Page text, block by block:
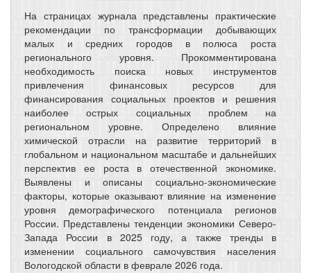
На страницах журнала представлены практические
рекомендации по трансформации добывающих
малых и средних городов в полюса роста
регионального уровня. Прокомментирована
необходимость поиска новых инструментов
привлечения финансовых ресурсов для
финансирования социальных проектов и решения
наиболее острых социальных проблем на
региональном уровне. Определено влияние
химической отрасли на развитие территорий в
глобальном и национальном масштабе и дальнейших
перспектив ее роста в отечественной экономике.
Выявлены и описаны социально-экономические
факторы, которые оказывают влияние на изменение
уровня демографического потенциала регионов
России. Представлены тенденции экономики Северо-
Запада России в 2025 году, а также тренды в
изменении социального самочувствия населения
Вологодской области в феврале 2026 года.